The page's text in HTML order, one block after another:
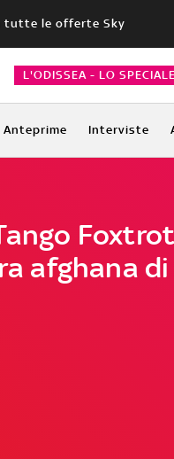
tutte le offerte Sky
L'ODISSEA - LO SPECIALE
Anteprime Interviste
afghana di